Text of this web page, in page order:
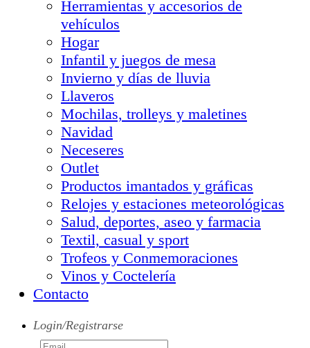
Herramientas y accesorios de
vehículos
Hogar
Infantil y juegos de mesa
Invierno y días de lluvia
Llaveros
Mochilas, trolleys y maletines
Navidad
Neceseres
Outlet
Productos imantados y gráficas
Relojes y estaciones meteorológicas
Salud, deportes, aseo y farmacia
Textil, casual y sport
Trofeos y Conmemoraciones
Vinos y Coctelería
Contacto
Login/Registrarse